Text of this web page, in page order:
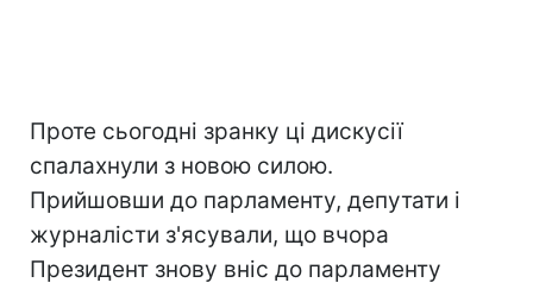
Проте сьогодні зранку ці дискусії
спалахнули з новою силою.
Прийшовши до парламенту, депутати і
журналісти з'ясували, що вчора
Президент знову вніс до парламенту